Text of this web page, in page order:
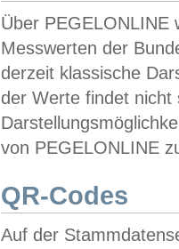
Über PEGELONLINE
Messwerten der
derzeit klassische
der Werte findet
von PEGELONLINE
QR-Codes
Auf der